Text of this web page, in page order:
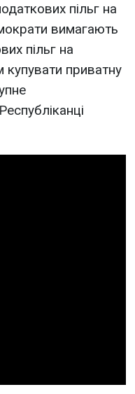
пільг на
вимагають
пільг на
приватну